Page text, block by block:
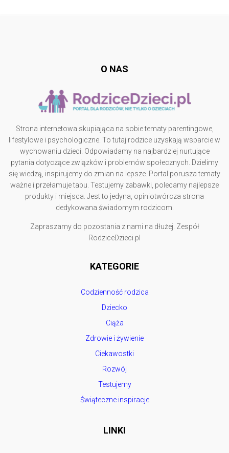
O NAS
Strona internetowa skupiająca na sobie tematy parentingowe,
lifestylowe i psychologiczne. To tutaj rodzice uzyskają wsparcie w
wychowaniu dzieci. Odpowiadamy na najbardziej nurtujące
pytania dotyczące związków i problemów społecznych. Dzielimy
się wiedzą, inspirujemy do zmian na lepsze. Portal porusza tematy
ważne i przełamuje tabu. Testujemy zabawki, polecamy najlepsze
produkty i miejsca. Jest to jedyna, opiniotwórcza strona
dedykowana świadomym rodzicom.
Zapraszamy do pozostania z nami na dłużej. Zespół
RodziceDzieci.pl
KATEGORIE
Codzienność rodzica
Dziecko
Ciąża
Zdrowie i żywienie
Ciekawostki
Rozwój
Testujemy
Świąteczne inspiracje
LINKI